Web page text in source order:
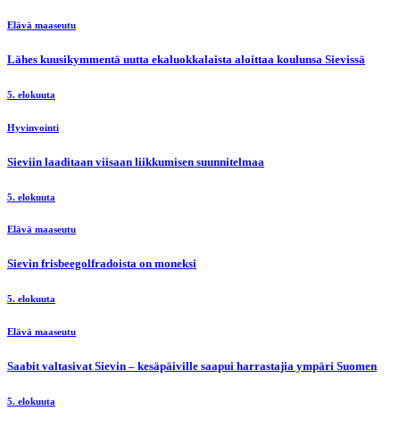
Elävä maaseutu
Lähes kuusikymmentä uutta ekaluokkalaista aloittaa koulunsa Sievissä
5. elokuuta
Hyvinvointi
Sieviin laaditaan viisaan liikkumisen suunnitelmaa
5. elokuuta
Elävä maaseutu
Sievin frisbeegolfradoista on moneksi
5. elokuuta
Elävä maaseutu
Saabit valtasivat Sievin – kesäpäiville saapui harrastajia ympäri Suomen
5. elokuuta